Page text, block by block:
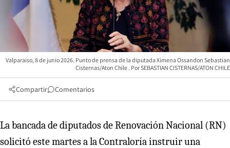
Valparaiso, 8 de junio 2026. Punto de prensa de la diputada Ximena Ossandon Sebastian
Cisternas/Aton Chile
SEBASTIAN CISTERNAS/ATON CHILE
Compartir Comentarios
La bancada de diputados de Renovación Nacional (RN)
solicitó este martes a la Contraloría instruir una